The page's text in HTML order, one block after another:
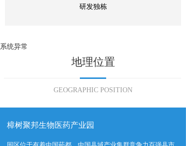
研发独栋
地理位置
GEOGRAPHIC POSITION
樟树聚邦生物医药产业园
系统异常